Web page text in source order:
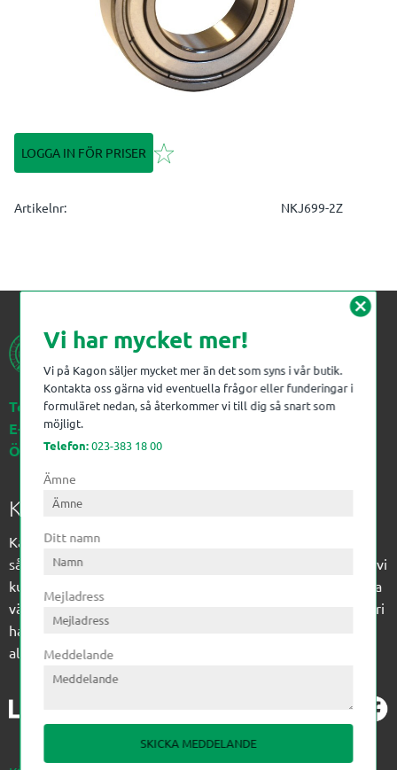
LOGGA IN FÖR PRISER Lägg till i favoriter
Artikelnr NKJ699-2Z
Telefon:023-383 18 00
E-post:kagon@kagon.se
Öppettider:Måndag-Fredag, 07-16
Kagon AB
Kagon har sedan 1972 levererat kompetens till
sågverksindustrin och övrig industri. Till träindustrin tillför vi
kunskap med optimeringslösningar från timmerplanen hela
vägen fram till paketering/emballering och till övrig industri
har vi ett komplement sortiment av teknikprodukter med
allt ifrån slangtillverkning till transmission och lager.
cancel
Vi har mycket mer!
Vi på Kagon säljer mycket mer än det som syns i vår butik.
Kontakta oss gärna vid eventuella frågor eller funderingar i
formuläret nedan, så återkommer vi till dig så snart som
möjligt.
Telefon:023-383 18 00
Ämne
Ditt namn
Mejladress
Meddelande
SKICKA MEDDELANDE